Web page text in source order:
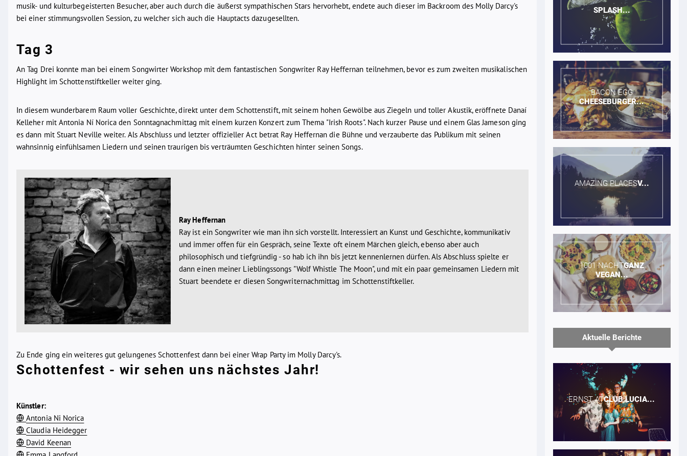
musik- und kulturbegeisterten Besucher, aber auch durch die äußerst sympathischen Stars hervorhebt, endete auch dieser im Backroom des Molly Darcy's
bei einer stimmungsvollen Session, zu welcher sich auch die Hauptacts dazugesellten.
Tag 3
An Tag Drei konnte man bei einem Songwirter Workshop mit dem fantastischen Songwriter Ray Heffernan teilnehmen, bevor es zum zweiten musikalischen
Highlight im Schottenstiftkeller weiter ging.
In diesem wunderbarem Raum voller Geschichte, direkt unter dem Schottenstift, mit seinem hohen Gewölbe aus Ziegeln und toller Akustik, eröffnete Danaí
Kelleher mit Antonia Ní Norica den Sonntagnachmittag mit einem kurzen Konzert zum Thema "Irish Roots". Nach kurzer Pause und einem Glas Jameson ging
es dann mit Stuart Neville weiter. Als Abschluss und letzter offizieller Act betrat Ray Heffernan die Bühne und verzauberte das Publikum mit seinen
wahnsinnig einfühlsamen Liedern und seinen traurigen bis verträumten Geschichten hinter seinen Songs.
Ray Heffernan
Ray ist ein Songwriter wie man ihn sich vorstellt. Interessiert an Kunst und Geschichte, kommunikativ
und immer offen für ein Gespräch, seine Texte oft einem Märchen gleich, ebenso aber auch
philosophisch und tiefgründig - so hab ich ihn bis jetzt kennenlernen dürfen. Als Abschluss spielte er
dann einen meiner Lieblingssongs "Wolf Whistle The Moon", und mit ein paar gemeinsamen Liedern mit
Stuart beendete er diesen Songwriternachmittag im Schottenstiftkeller.
Zu Ende ging ein weiteres gut gelungenes Schottenfest dann bei einer Wrap Party im Molly Darcy's.
Schottenfest - wir sehen uns nächstes Jahr!
Künstler:
Antonia Ni Norica
Claudia Heidegger
David Keenan
SPLASH...
BACON EGG​
CHEESEBURGER...
AMAZING PLACES​V...
1001 NACHT​GANZ
VEGAN...
Aktuelle Berichte
ERNST AT​CLUB LUCIA...